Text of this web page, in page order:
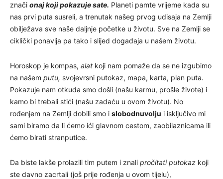
znači onaj koji pokazuje sate. Planeti pamte vrijeme kada su
nas prvi puta susreli, a trenutak našeg prvog udisaja na Zemlji
obilježava sve naše daljnje početke u životu. Sve na Zemlji se
ciklički ponavlja pa tako i slijed događaja u našem životu.
Horoskop je kompas, alat koji nam pomaže da se ne izgubimo
na našem putu, svojevrsni putokaz, mapa, karta, plan puta.
Pokazuje nam otkuda smo došli (našu karmu, prošle živote) i
kamo bi trebali stići (našu zadaću u ovom životu). No
rođenjem na Zemlji dobili smo i slobodnuvolju i isključivo mi
sami biramo da li ćemo ići glavnom cestom, zaobilaznicama ili
ćemo birati stranputice.
Da biste lakše prolazili tim putem i znali pročitati putokaz koji
ste davno zacrtali (još prije rođenja u ovom tijelu),